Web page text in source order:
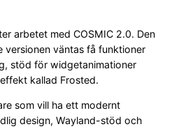
arbetet med COSMIC 2.0. Den
versionen väntas få funktioner
stöd för widgetanimationer
kallad Frosted.
som vill ha ett modernt
design, Wayland-stöd och